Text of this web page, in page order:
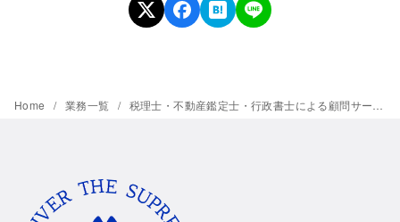
Home 業務一覧 税理士・不動産鑑定士・行政書士による顧問サービス